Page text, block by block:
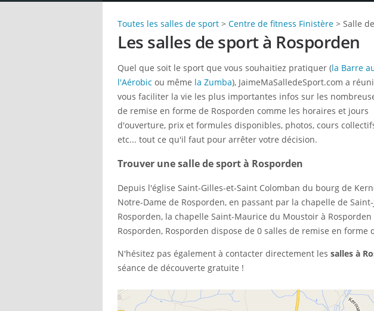
Toutes les salles de sport > Centre de fitness Finistère > Salle
Les salles de sport à Rosporden
Quel que soit le sport que vous souhaitiez pratiquer (la Barre
l'Aérobic ou même la Zumba), JaimeMaSalledeSport.com a
vous faciliter la vie les plus importantes infos sur les
de remise en forme de Rosporden comme les horaires et jours
d'ouverture, prix et formules disponibles, photos, cours
etc... tout ce qu'il faut pour arrêter votre décision.
Trouver une salle de sport à Rosporden
Depuis l'église Saint-Gilles-et-Saint Colomban du bourg de
Notre-Dame de Rosporden, en passant par la chapelle de
Rosporden, la chapelle Saint-Maurice du Moustoir à
Rosporden, Rosporden dispose de 0 salles de remise en
N'hésitez pas également à contacter directement les salles à
séance de découverte gratuite !